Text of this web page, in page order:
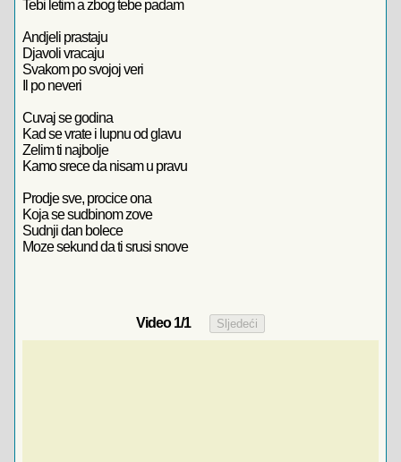
Tebi letim a zbog tebe padam
Andjeli prastaju
Djavoli vracaju
Svakom po svojoj veri
Il po neveri
Cuvaj se godina
Kad se vrate i lupnu od glavu
Zelim ti najbolje
Kamo srece da nisam u pravu
Prodje sve, procice ona
Koja se sudbinom zove
Sudnji dan bolece
Moze sekund da ti srusi snove
Video1/1